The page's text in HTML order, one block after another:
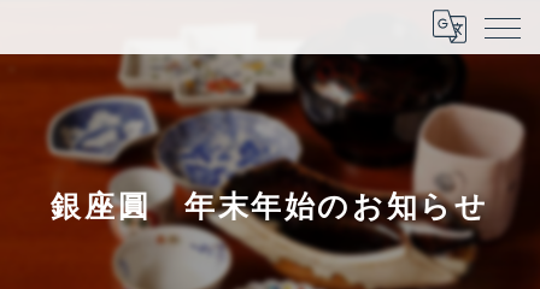
銀座圓 年末年始のお知らせ